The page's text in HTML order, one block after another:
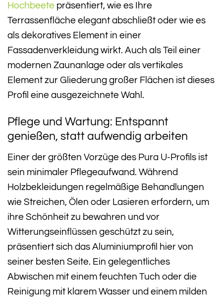
Hochbeete präsentiert, wie es Ihre
Terrassenfläche elegant abschließt oder wie es
als dekoratives Element in einer
Fassadenverkleidung wirkt. Auch als Teil einer
modernen Zaunanlage oder als vertikales
Element zur Gliederung großer Flächen ist dieses
Profil eine ausgezeichnete Wahl.
Pflege und Wartung: Entspannt
genießen, statt aufwendig arbeiten
Einer der größten Vorzüge des Pura U-Profils ist
sein minimaler Pflegeaufwand. Während
Holzbekleidungen regelmäßige Behandlungen
wie Streichen, Ölen oder Lasieren erfordern, um
ihre Schönheit zu bewahren und vor
Witterungseinflüssen geschützt zu sein,
präsentiert sich das Aluminiumprofil hier von
seiner besten Seite. Ein gelegentliches
Abwischen mit einem feuchten Tuch oder die
Reinigung mit klarem Wasser und einem milden